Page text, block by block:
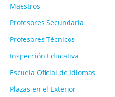
Maestros
Profesores Secundaria
Profesores Técnicos
Inspección Educativa
Escuela Oficial de Idiomas
Plazas en el Exterior